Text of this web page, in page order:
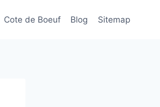
Cote de Boeuf Blog Sitemap